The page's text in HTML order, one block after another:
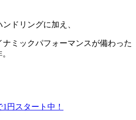
ドリングに加え、
ミックパフォーマンスが備わった
円スタート中！